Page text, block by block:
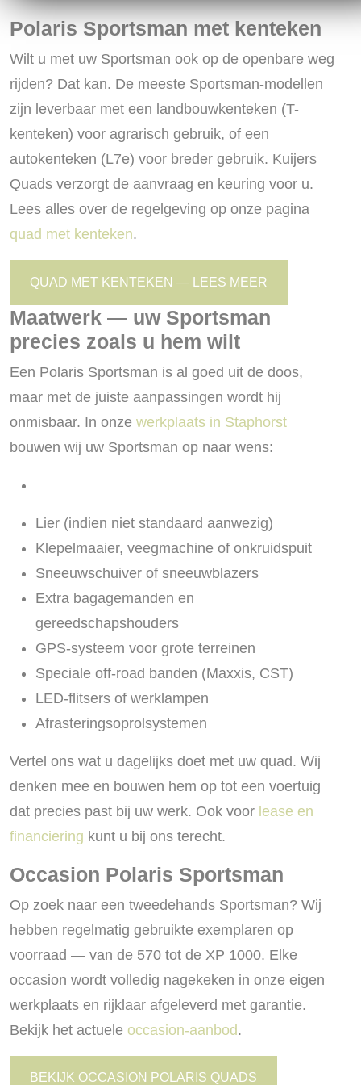
Polaris Sportsman met kenteken
Wilt u met uw Sportsman ook op de openbare weg
rijden? Dat kan. De meeste Sportsman-modellen
zijn leverbaar met een landbouwkenteken (T-
kenteken) voor agrarisch gebruik, of een
autokenteken (L7e) voor breder gebruik. Kuijers
Quads verzorgt de aanvraag en keuring voor u.
Lees alles over de regelgeving op onze pagina
quad met kenteken.
QUAD MET KENTEKEN — LEES MEER
Maatwerk — uw Sportsman
precies zoals u hem wilt
Een Polaris Sportsman is al goed uit de doos,
maar met de juiste aanpassingen wordt hij
onmisbaar. In onze werkplaats in Staphorst
bouwen wij uw Sportsman op naar wens:
Lier (indien niet standaard aanwezig)
Klepelmaaier, veegmachine of onkruidspuit
Sneeuwschuiver of sneeuwblazers
Extra bagagemanden en
gereedschapshouders
GPS-systeem voor grote terreinen
Speciale off-road banden (Maxxis, CST)
LED-flitsers of werklampen
Afrasteringsoprolsystemen
Vertel ons wat u dagelijks doet met uw quad. Wij
denken mee en bouwen hem op tot een voertuig
dat precies past bij uw werk. Ook voor lease en
financiering kunt u bij ons terecht.
Occasion Polaris Sportsman
Op zoek naar een tweedehands Sportsman? Wij
hebben regelmatig gebruikte exemplaren op
voorraad — van de 570 tot de XP 1000. Elke
occasion wordt volledig nagekeken in onze eigen
werkplaats en rijklaar afgeleverd met garantie.
Bekijk het actuele occasion-aanbod.
BEKIJK OCCASION POLARIS QUADS